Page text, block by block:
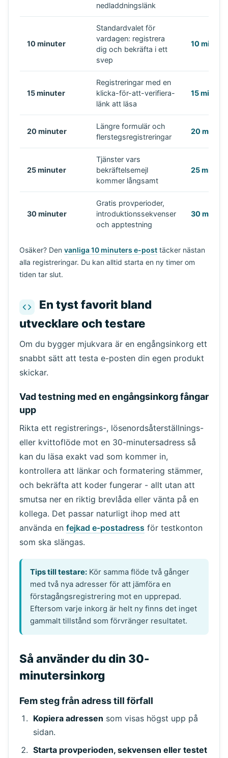
nedladdningslänk
10 minuter
Standardvalet för
vardagen: registrera
dig och bekräfta i ett
svep
10
15 minuter
Registreringar med en
klicka-för-att-verifiera-
länk att läsa
15
20 minuter
Längre formulär och
flerstegsregistreringar
20
25 minuter
Tjänster vars
bekräftelsemejl
kommer långsamt
25
30 minuter
Gratis provperioder,
introduktionssekvenser
och apptestning
30
Osäker? Den vanliga 10 minuters e-posttäcker nästan
alla registreringar. Du kan alltid starta en ny timer om
tiden tar slut.
En tyst favorit bland
utvecklare och testare
Om du bygger mjukvara är en engångsinkorg ett
snabbt sätt att testa e-posten din egen produkt
skickar.
Vad testning med en engångsinkorg fångar
upp
Rikta ett registrerings-, lösenordsåterställnings-
eller kvittoflöde mot en 30-minutersadress så
kan du läsa exakt vad som kommer in,
kontrollera att länkar och formatering stämmer,
och bekräfta att koder fungerar - allt utan att
smutsa ner en riktig brevlåda eller vänta på en
kollega. Det passar naturligt ihop med att
använda en fejkad e-postadress för testkonton
som ska slängas.
Tips till testare: Kör samma flöde två gånger
med två nya adresser för att jämföra en
förstagångsregistrering mot en upprepad.
Eftersom varje inkorg är helt ny finns det inget
gammalt tillstånd som förvränger resultatet.
Så använder du din 30-
minutersinkorg
Fem steg från adress till förfall
Kopiera adressen som visas högst upp på
sidan.
Starta provperioden, sekvensen eller testet